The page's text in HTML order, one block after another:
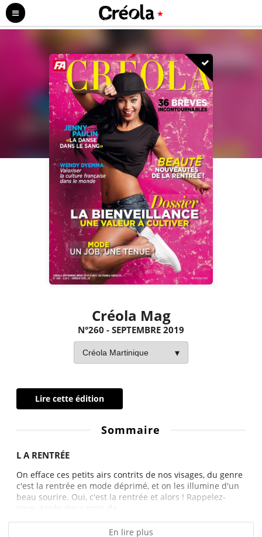
Créola Mag
N°260 - SEPTEMBRE 2019
Lire cette édition
Sommaire
L A RENTRÉE
On efface ces petits airs contrits de nos visages, du genre
c'est la rentrée en mode déprimé, et on les illumine d'un
beau sourire. Oui, c'est la rentrée et alors ! Rappelez-
vous. Après deux mois de...
En lire plus